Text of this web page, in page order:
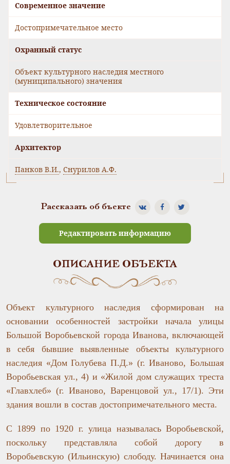
Современное значение
Достопримечательное место
Охранный статус
Объект культурного наследия местного
(муниципального) значения
Техническое состояние
Удовлетворительное
Архитектор
Панков В.И., Снурилов А.Ф.
Рассказать об бъекте
Редактировать информацию
ОПИСАНИЕ ОБЪЕКТА
Объект культурного наследия сформирован на
основании особенностей застройки начала улицы
Большой Воробьевской города Иванова, включающей
в себя бывшие выявленные объекты культурного
наследия «Дом Голубева П.Д.» (г. Иваново, Большая
Воробьевская ул., 4) и «Жилой дом служащих треста
«Главхлеб» (г. Иваново, Варенцовой ул., 17/1). Эти
здания вошли в состав достопримечательного места.
С 1899 по 1920 г. улица называлась Воробьевской,
поскольку представляла собой дорогу в
Воробьевскую (Ильинскую) слободу. Начинается она